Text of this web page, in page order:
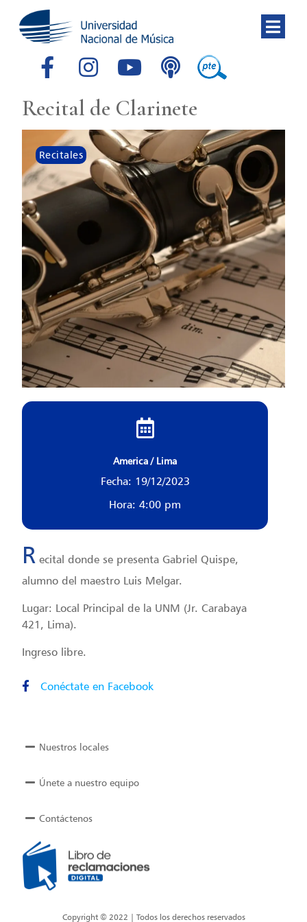
Recital de Clarinete
Recitales
America / Lima
Fecha: 19/12/2023
Hora: 4:00 pm
R ecital donde se presenta Gabriel Quispe,
alumno del maestro Luis Melgar.
Lugar: Local Principal de la UNM (Jr. Carabaya
421, Lima).
Ingreso libre.
Conéctate en Facebook
Nuestros locales
Únete a nuestro equipo
Contáctenos
Copyright © 2022 | Todos los derechos reservados